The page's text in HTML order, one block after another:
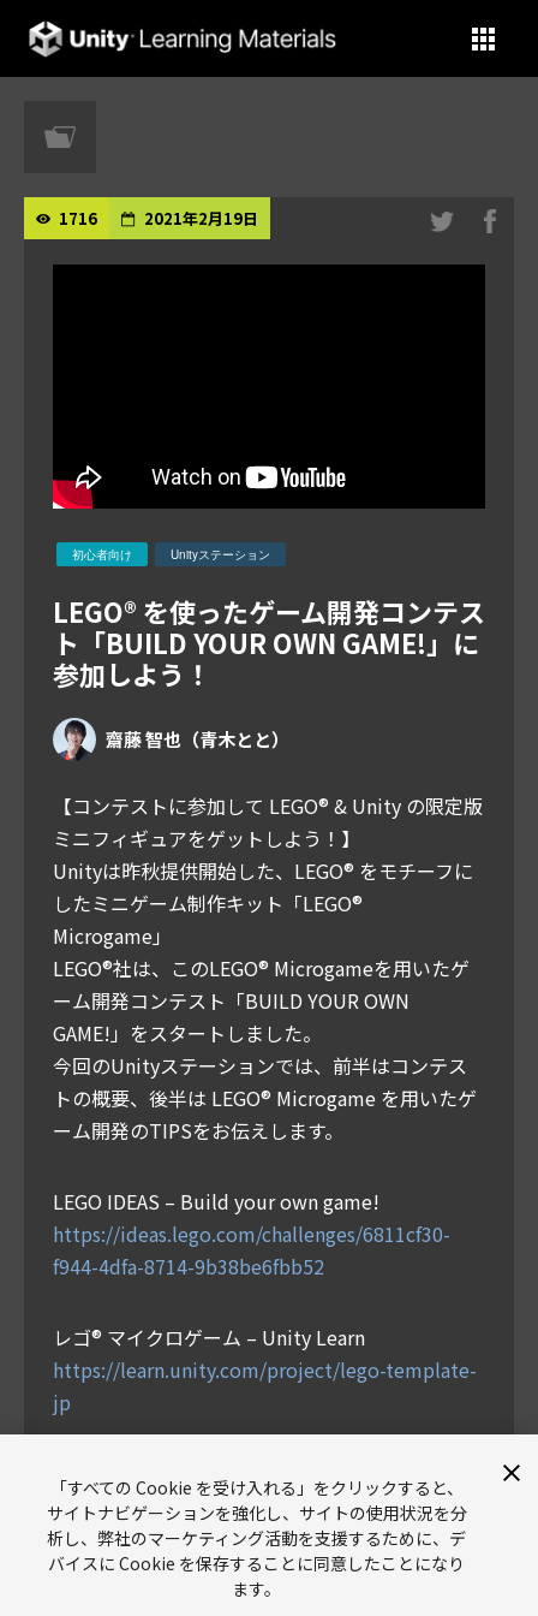
Unity Learning Materials
1716 2021年2月19日
初心者向け Unityステーション
LEGO® を使ったゲーム開発コンテス
ト「BUILD YOUR OWN GAME!」に
参加しよう！
齋藤 智也（青木とと）
【コンテストに参加して LEGO®︎ & Unity の限定版
ミニフィギュアをゲットしよう！】
Unityは昨秋提供開始した、LEGO®︎ をモチーフに
したミニゲーム制作キット「LEGO®︎
Microgame」
LEGO®︎社は、このLEGO®︎ Microgameを用いたゲ
ーム開発コンテスト「BUILD YOUR OWN
GAME!」をスタートしました。
今回のUnityステーションでは、前半はコンテス
トの概要、後半は LEGO®︎ Microgame を用いたゲ
ーム開発のTIPSをお伝えします。
LEGO IDEAS – Build your own game!
https://ideas.lego.com/challenges/6811cf30-
f944-4dfa-8714-9b38be6fbb52
レゴ® マイクロゲーム – Unity Learn
https://learn.unity.com/project/lego-template-
jp
担当：青木とと (齋藤智也)
「すべての Cookie を受け入れる」をクリックすると、
サイトナビゲーションを強化し、サイトの使用状況を分
析し、弊社のマーケティング活動を支援するために、デ
バイスに Cookie を保存することに同意したことになり
ます。